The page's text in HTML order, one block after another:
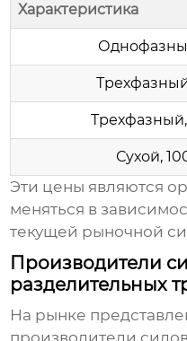
Характеристика
Сухой,
Эти цены являются
меняться в
текущей рыночной
Производители
разделительных
На рынке